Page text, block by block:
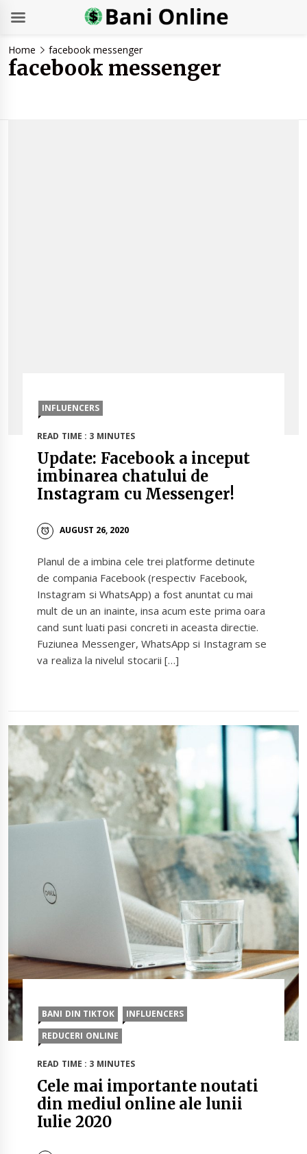
content
Home facebook messenger
facebook messenger
INFLUENCERS
READ TIME : 3 MINUTES
Update: Facebook a inceput
imbinarea chatului de
Instagram cu Messenger!
AUGUST 26, 2020
Planul de a imbina cele trei platforme detinute
de compania Facebook (respectiv Facebook,
Instagram si WhatsApp) a fost anuntat cu mai
mult de un an inainte, insa acum este prima oara
cand sunt luati pasi concreti in aceasta directie.
Fuziunea Messenger, WhatsApp si Instagram se
va realiza la nivelul stocarii […]
BANI DIN TIKTOK
INFLUENCERS
REDUCERI ONLINE
READ TIME : 3 MINUTES
Cele mai importante noutati
din mediul online ale lunii
Iulie 2020